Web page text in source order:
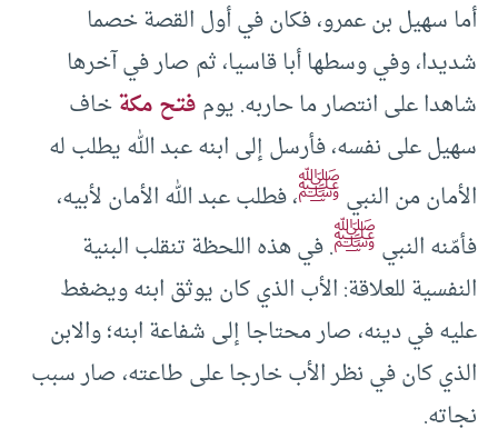
أما سهيل بن عمرو، فكان في أول القصة خصما
شديدا، وفي وسطها أبا قاسيا، ثم صار في آخرها
شاهدا على انتصار ما حاربه. يومفتح مكةخاف
سهيل على نفسه، فأرسل إلى ابنه عبد الله يطلب له
الأمان من النبيﷺ، فطلب عبد الله الأمان لأبيه،
فأمّنه النبيﷺ. في هذه اللحظة تنقلب البنية
النفسية للعلاقة: الأب الذي كان يوثق ابنه ويضغط
عليه في دينه، صار محتاجا إلى شفاعة ابنه؛ والابن
الذي كان في نظر الأب خارجا على طاعته، صار سبب
نجاته.